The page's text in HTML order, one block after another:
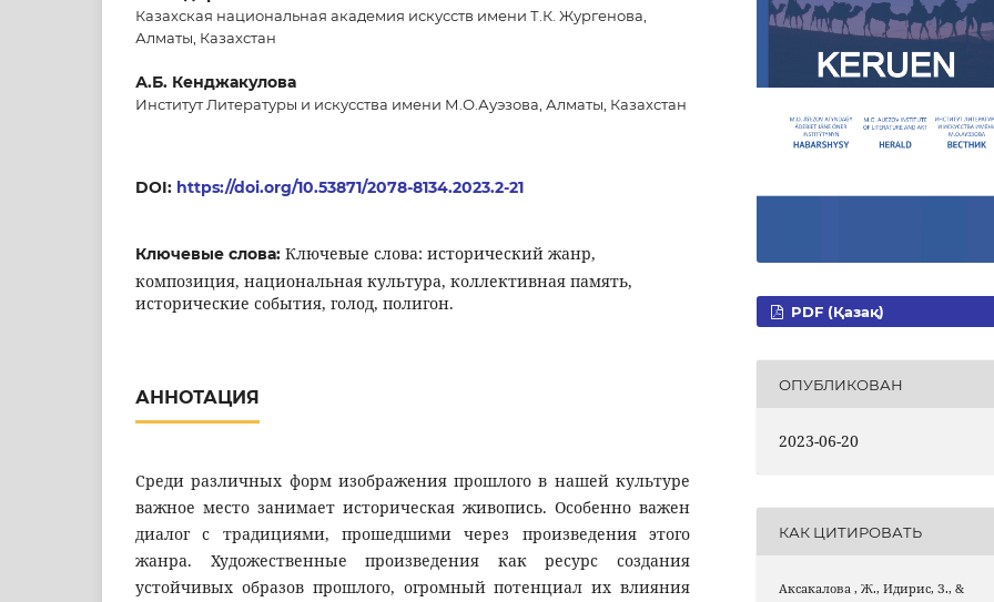
Казахская национальная академия искусств имени Т.К. Жургенова,
Алматы, Казахстан
А.Б. Кенджакулова
Институт Литературы и искусства имени М.О.Ауэзова, Алматы, Казахстан
DOI: https://doi.org/10.53871/2078-8134.2023.2-21
Ключевые слова: Ключевые слова: исторический жанр,
композиция, национальная культура, коллективная память,
исторические события, голод, полигон.
АННОТАЦИЯ
Среди различных форм изображения прошлого в нашей культуре
важное место занимает историческая живопись. Особенно важен
диалог с традициями, прошедшими через произведения этого
жанра. Художественные произведения как ресурс создания
устойчивых образов прошлого, огромный потенциал их влияния
PDF (Қазақ)
ОПУБЛИКОВАН
2023-06-20
КАК ЦИТИРОВАТЬ
Аксакалова , Ж., Идирис, З., &